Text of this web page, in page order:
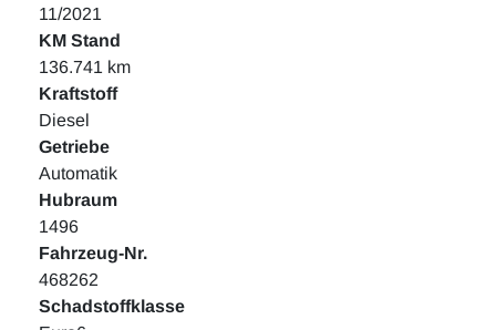
11/2021
KM Stand
136.741 km
Kraftstoff
Diesel
Getriebe
Automatik
Hubraum
1496
Fahrzeug-Nr.
468262
Schadstoffklasse